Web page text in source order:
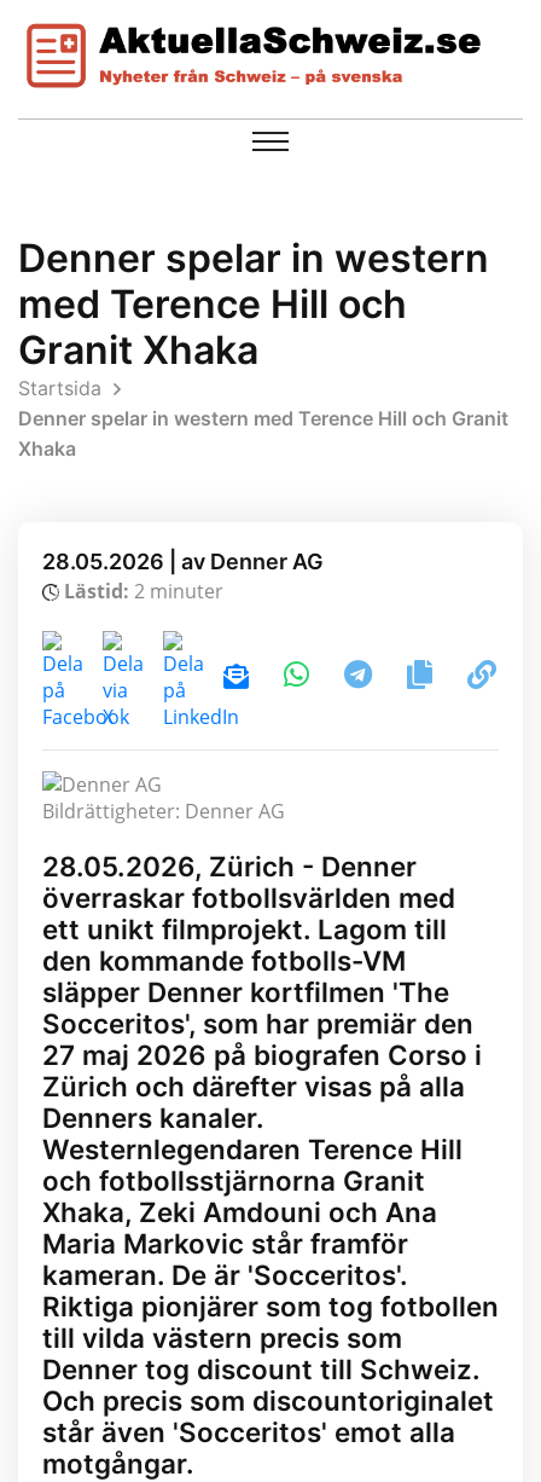
Denner spelar in western
med Terence Hill och
Granit Xhaka
Startsida
Denner spelar in western med Terence Hill och Granit
Xhaka
28.05.2026 | av Denner AG
Lästid: 2 minuter
Bildrättigheter: Denner AG
28.05.2026, Zürich - Denner
överraskar fotbollsvärlden med
ett unikt filmprojekt. Lagom till
den kommande fotbolls-VM
släpper Denner kortfilmen 'The
Socceritos', som har premiär den
27 maj 2026 på biografen Corso i
Zürich och därefter visas på alla
Denners kanaler.
Westernlegendaren Terence Hill
och fotbollsstjärnorna Granit
Xhaka, Zeki Amdouni och Ana
Maria Markovic står framför
kameran. De är 'Socceritos'.
Riktiga pionjärer som tog fotbollen
till vilda västern precis som
Denner tog discount till Schweiz.
Och precis som discountoriginalet
står även 'Socceritos' emot alla
motgångar.